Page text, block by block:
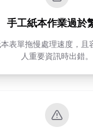
手工紙本作業過於
表單拖慢處理速度，且
人重要資訊時出錯。